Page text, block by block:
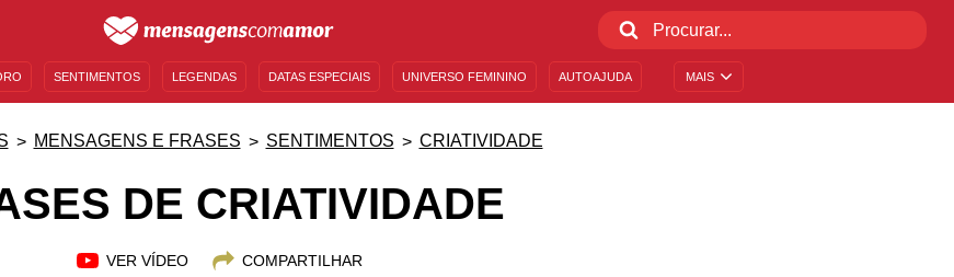
MAIS
SENTIMENTOS LEGENDAS DATAS ESPECIAIS UNIVERSO FEMININO AUTOAJUDA
MENSAGENS E FRASES SENTIMENTOS CRIATIVIDADE
DE CRIATIVIDADE
VER VÍDEO COMPARTILHAR